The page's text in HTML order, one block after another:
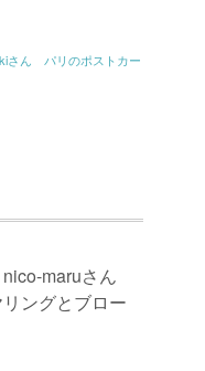
さん パリのポストカー
nico-maruさん
ングとブロー